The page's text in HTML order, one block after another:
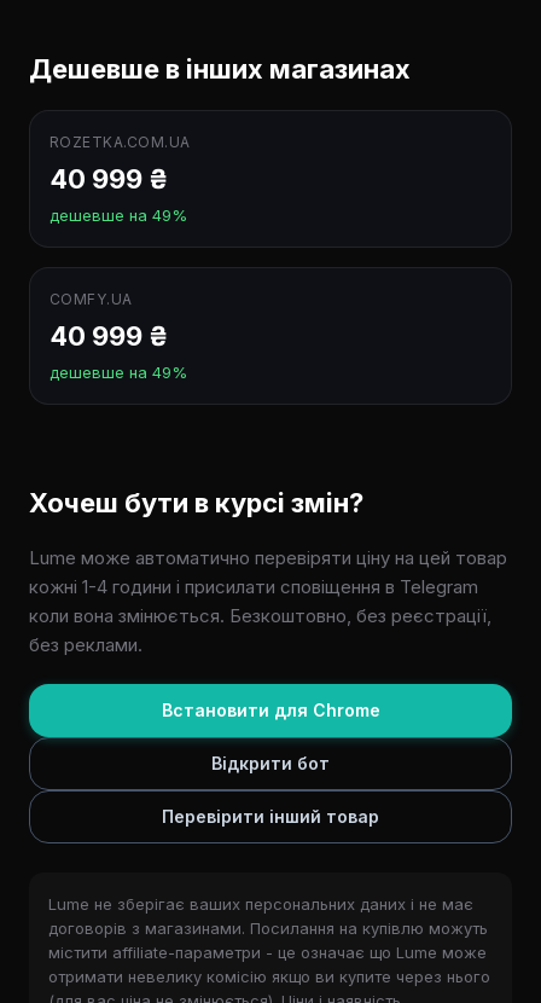
Дешевше в інших магазинах
ROZETKA.COM.UA
40 999 ₴
дешевше на 49%
COMFY.UA
40 999 ₴
дешевше на 49%
Хочеш бути в курсі змін?
Lume може автоматично перевіряти ціну на цей товар
кожні 1-4 години і присилати сповіщення в Telegram
коли вона змінюється. Безкоштовно, без реєстрації,
без реклами.
Встановити для Chrome
Відкрити бот
Перевірити інший товар
Lume не зберігає ваших персональних даних і не має
договорів з магазинами. Посилання на купівлю можуть
містити affiliate-параметри - це означає що Lume може
отримати невелику комісію якщо ви купите через нього